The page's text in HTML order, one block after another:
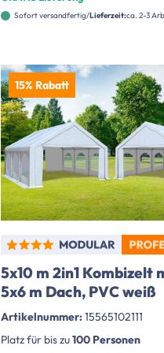
Lieferzeit:ca. 2-3
Sofort versandfertig
15% Rabatt
5x10 m 2in1 Kombizelt
5x6 m Dach, PVC weiß
Artikelnummer:15565102111
Platz für bis zu100 Personen